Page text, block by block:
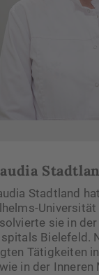
Stadtland
sie in
Bielefeld.
Tätigkeiten
in der Inneren